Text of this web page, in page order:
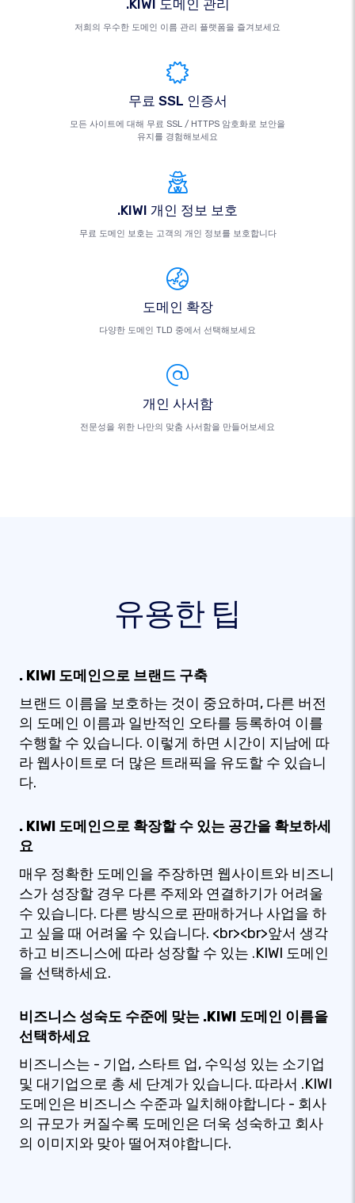
.KIWI 도메인 관리
저희의 우수한 도메인 이름 관리 플랫폼을 즐겨보세요
무료 SSL 인증서
모든 사이트에 대해 무료 SSL / HTTPS 암호화로 보안을
유지를 경험해보세요
.KIWI 개인 정보 보호
무료 도메인 보호는 고객의 개인 정보를 보호합니다
도메인 확장
다양한 도메인 TLD 중에서 선택해보세요
개인 사서함
전문성을 위한 나만의 맞춤 사서함을 만들어보세요
유용한 팁
. KIWI 도메인으로 브랜드 구축
브랜드 이름을 보호하는 것이 중요하며, 다른 버전
의 도메인 이름과 일반적인 오타를 등록하여 이를
수행할 수 있습니다. 이렇게 하면 시간이 지남에 따
라 웹사이트로 더 많은 트래픽을 유도할 수 있습니
다.
. KIWI 도메인으로 확장할 수 있는 공간을 확보하세
요
매우 정확한 도메인을 주장하면 웹사이트와 비즈니
스가 성장할 경우 다른 주제와 연결하기가 어려울
수 있습니다. 다른 방식으로 판매하거나 사업을 하
고 싶을 때 어려울 수 있습니다. <br><br>앞서 생각
하고 비즈니스에 따라 성장할 수 있는 .KIWI 도메인
을 선택하세요.
비즈니스 성숙도 수준에 맞는 .KIWI 도메인 이름을
선택하세요
비즈니스는 - 기업, 스타트 업, 수익성 있는 소기업
및 대기업으로 총 세 단계가 있습니다. 따라서 .KIWI
도메인은 비즈니스 수준과 일치해야합니다 - 회사
의 규모가 커질수록 도메인은 더욱 성숙하고 회사
의 이미지와 맞아 떨어져야합니다.